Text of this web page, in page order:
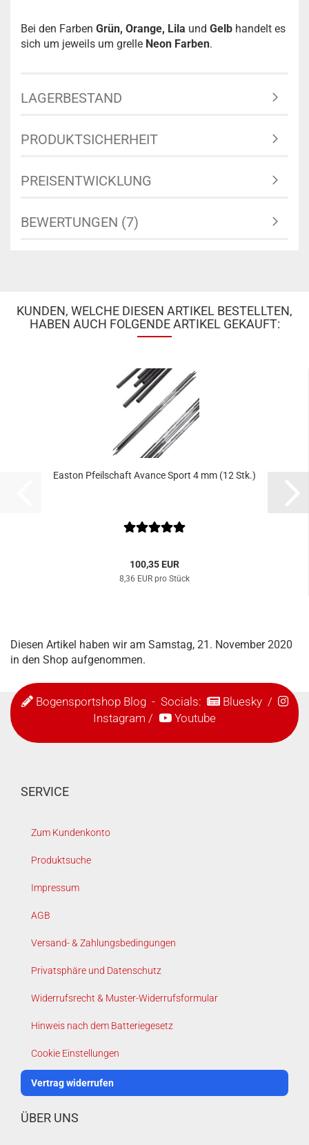
Bei den Farben Grün, Orange, Lila und Gelb handelt es
sich um jeweils um grelle Neon Farben.
LAGERBESTAND
PRODUKTSICHERHEIT
PREISENTWICKLUNG
BEWERTUNGEN (7)
KUNDEN, WELCHE DIESEN ARTIKEL BESTELLTEN,
HABEN AUCH FOLGENDE ARTIKEL GEKAUFT:
Easton Pfeilschaft Avance Sport 4 mm (12 Stk.)
100,35 EUR
8,36 EUR pro Stück
Diesen Artikel haben wir am Samstag, 21. November 2020
in den Shop aufgenommen.
Bogensportshop Blog- Socials: Bluesky/
Instagram / Youtube
SERVICE
Zum Kundenkonto
Produktsuche
Impressum
AGB
Versand- & Zahlungsbedingungen
Privatsphäre und Datenschutz
Widerrufsrecht & Muster-Widerrufsformular
Hinweis nach dem Batteriegesetz
Cookie Einstellungen
Vertrag widerrufen
ÜBER UNS